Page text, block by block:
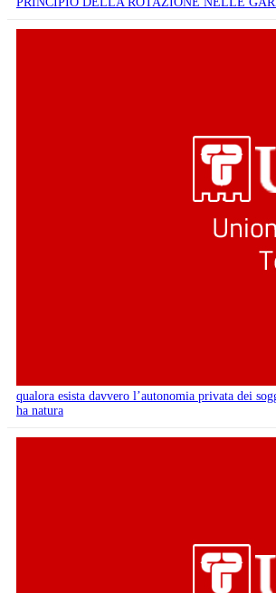
qualora esista davvero l’autonomia privata dei
ha natura